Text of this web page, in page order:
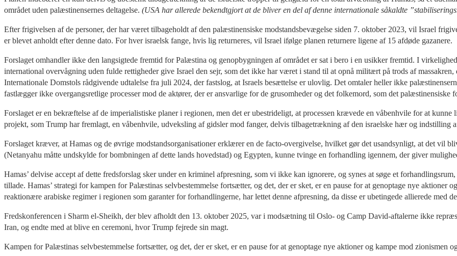
området uden palæstinensernes deltagelse. (USA har allerede bekendtgjort at de bliver en del af denne internationale såkaldte
Efter frigivelsen af de personer, der har været tilbageholdt af den palæstinensiske modstandsbevægelse siden 7. oktober 2023, vil Israel
er blevet anholdt efter denne dato. For hver israelsk fange, hvis lig returneres, vil Israel ifølge planen returnere ligene af 15 afdøde gazanere.
Forslaget omhandler ikke den langsigtede fremtid for Palæstina og genopbygningen af området er sat i bero i en usikker fremtid. I
international overvågning uden fulde rettigheder give Israel den sejr, som det ikke har været i stand til at opnå militært på trods af
Internationale Domstols rådgivende udtalelse fra juli 2024, der fastslog, at Israels besættelse er ulovlig. Det omtaler heller ikke
fastlægger ikke overgangsretlige processer mod de aktører, der er ansvarlige for de grusomheder og det folkemord, som det palæstinensiske
Forslaget er en bekræftelse af de imperialistiske planer i regionen, men det er ubestrideligt, at processen krævede en våbenhvile for at
projekt, som Trump har fremlagt, en våbenhvile, udveksling af gidsler mod fanger, delvis tilbagetrækning af den israelske hær og indstilling
Forslaget kræver, at Hamas og de øvrige modstandsorganisationer erklærer en de facto-overgivelse, hvilket gør det usandsynligt, at det vil
(Netanyahu måtte undskylde for bombningen af dette lands hovedstad) og Egypten, kunne tvinge en forhandling igennem, der giver
Hamas’ delvise accept af dette fredsforslag sker under en kriminel afpresning, som vi ikke kan ignorere, og synes at søge et
tillade. Hamas’ strategi for kampen for Palæstinas selvbestemmelse fortsætter, og det, der er sket, er en pause for at genoptage nye
reaktionære arabiske regimer i regionen som garanter for forhandlingerne, har lettet denne afpresning, da disse er ubetingede allierede med
Fredskonferencen i Sharm el-Sheikh, der blev afholdt den 13. oktober 2025, var i modsætning til Oslo- og Camp David-aftalerne ikke
Iran, og endte med at blive en ceremoni, hvor Trump fejrede sin magt.
Kampen for Palæstinas selvbestemmelse fortsætter, og det, der er sket, er en pause for at genoptage nye aktioner og kampe mod zionismen